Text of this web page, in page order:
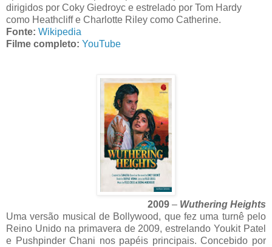
dirigidos por Coky Giedroyc e estrelado por Tom Hardy
como Heathcliff e Charlotte Riley como Catherine.
Fonte: Wikipedia
Filme completo: YouTube
2009 – Wuthering Heights
Uma versão musical de Bollywood, que fez uma turnê pelo
Reino Unido na primavera de 2009, estrelando Youkit Patel
e Pushpinder Chani nos papéis principais. Concebido por